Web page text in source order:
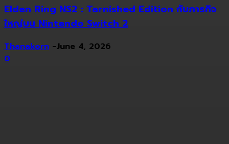
Elden Ring NS2 : Tarnished Edition กับภารกิจ
ใหญ่บน Nintendo Switch 2
Thanakorn -June 4, 2026
0